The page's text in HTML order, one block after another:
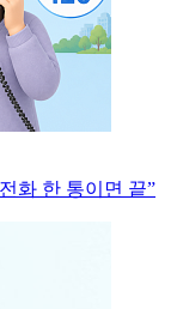
화 한 통이면 끝”